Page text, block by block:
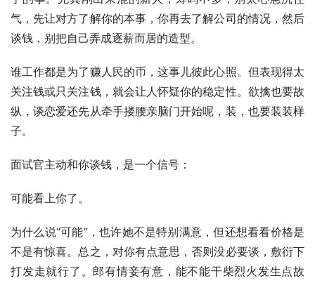
气，先让对方了解你的本事，你再去了解公司的情况，然后
谈钱，别把自己弄成逐薪而居的造型。
谁工作都是为了赚人民的币，这事儿彼此心照。但表现得太
关注钱或只关注钱，就会让人怀疑你的稳定性。欲擒也要故
纵，谈恋爱还先从牵手搂腰亲脑门开始呢，装，也要装装样
子。
面试官主动和你谈钱，是一个信号：
可能看上你了。
为什么说“可能”，也许她不是特别满意，但还想看看价格是
不是有惊喜。总之，对你有点意思，否则没必要谈，敷衍下
打发走就行了。郎有情妾有意，能不能干柴烈火发生点故